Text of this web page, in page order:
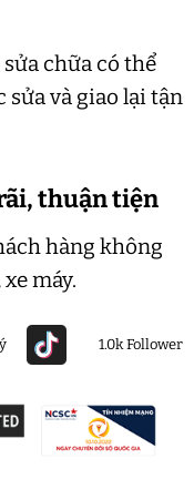
chữa có thể
sửa và giao lại tận
thuận tiện
hàng không
máy.
1.0k Follower